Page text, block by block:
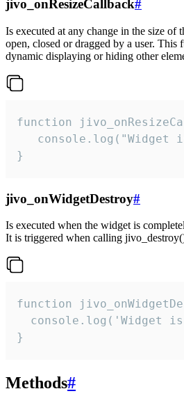
jivo_onResizeCallback#
Is executed at any change in the size of
open, closed or dragged by a user. This
dynamic displaying or hiding other
function
console.log("Widget
}
jivo_onWidgetDestroy#
Is executed when the widget is
It is triggered when calling
function
console.log('Widget
}
Methods#